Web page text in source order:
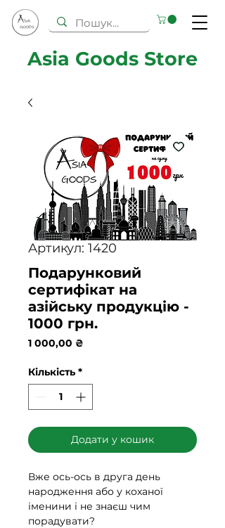
Asia Goods Store
Артикул: 1420
Подарунковий
сертифікат на
азійську продукцію -
1000 грн.
1 000,00 ₴
Кількість *
Додати у кошик
Вже ось-ось в друга день
народження або у коханої
іменини і не знаєш чим
порадувати?